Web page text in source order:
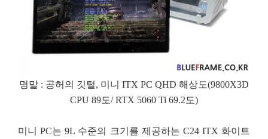
명말 : 공허의 깃털, 미니 ITX PC QHD 해상도(9800X3D
CPU 89도/ RTX 5060 Ti 69.2도)
미니 PC는 9L 수준의 크기를 제공하는 C24 ITX 화이트